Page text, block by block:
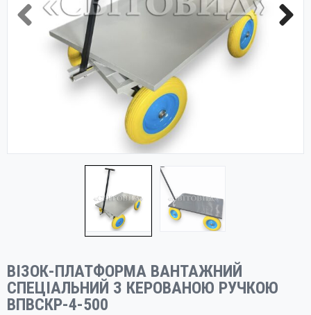
ВІЗОК-ПЛАТФОРМА ВАНТАЖНИЙ
СПЕЦІАЛЬНИЙ З КЕРОВАНОЮ РУЧКОЮ
ВПВСКР-4-500